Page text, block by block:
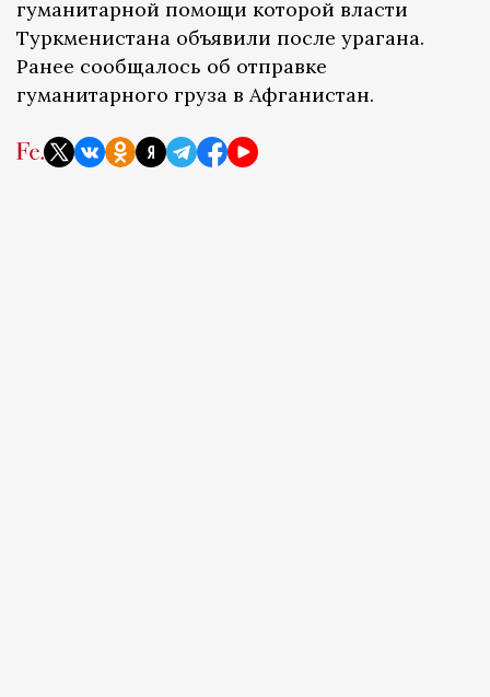
гуманитарной помощи которой власти
Туркменистана объявили после урагана.
Ранее сообщалось об отправке
гуманитарного груза в Афганистан.